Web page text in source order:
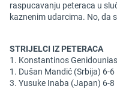
raspucavanju peteraca u
kaznenim udarcima. No, da
STRIJELCI IZ PETERACA
1. Konstantinos
1. Dušan Mandić (Srbija) 6-6
3. Yusuke Inaba (Japan) 6-8